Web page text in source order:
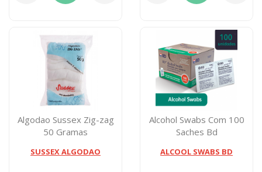
Algodao Sussex Zig-zag
50 Gramas
SUSSEX ALGODAO
Alcohol Swabs Com 100
Saches Bd
ALCOOL SWABS BD